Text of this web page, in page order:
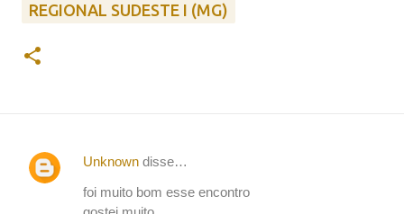
REGIONAL SUDESTE I (MG)
C
Unknown disse…
foi muito bom esse encontro